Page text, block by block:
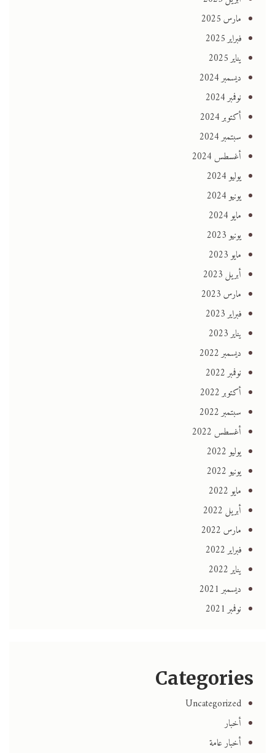
مارس 2025
فبراير 2025
يناير 2025
ديسمبر 2024
نوفمبر 2024
أكتوبر 2024
سبتمبر 2024
أغسطس 2024
يوليو 2024
يونيو 2024
مايو 2024
يونيو 2023
مايو 2023
أبريل 2023
مارس 2023
فبراير 2023
يناير 2023
ديسمبر 2022
نوفمبر 2022
أكتوبر 2022
سبتمبر 2022
أغسطس 2022
يوليو 2022
يونيو 2022
مايو 2022
أبريل 2022
مارس 2022
فبراير 2022
يناير 2022
ديسمبر 2021
نوفمبر 2021
Categories
Uncategorized
أخبار
أخبار عامة